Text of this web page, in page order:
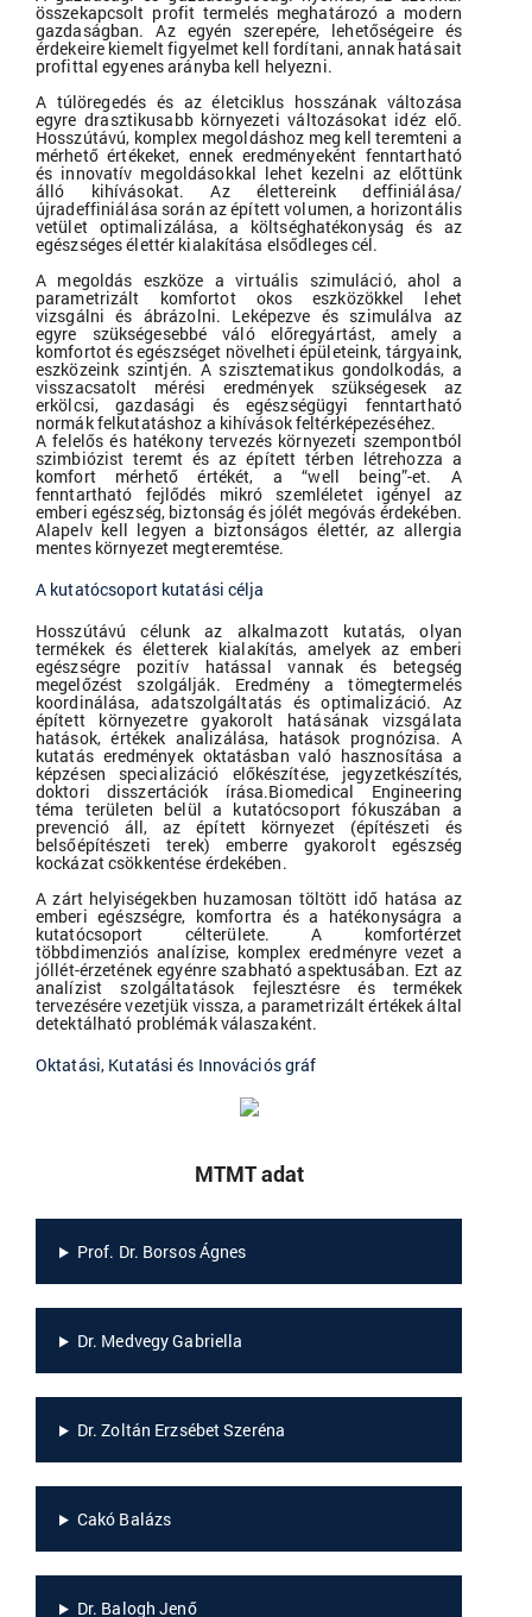
összekapcsolt profit termelés meghatározó a modern
gazdaságban. Az egyén szerepére, lehetőségeire és
érdekeire kiemelt figyelmet kell fordítani, annak hatásait
profittal egyenes arányba kell helyezni.
A túlöregedés és az életciklus hosszának változása
egyre drasztikusabb környezeti változásokat idéz elő.
Hosszútávú, komplex megoldáshoz meg kell teremteni a
mérhető értékeket, ennek eredményeként fenntartható
és innovatív megoldásokkal lehet kezelni az előttünk
álló kihívásokat. Az élettereink deffiniálása/
újradeffiniálása során az épített volumen, a horizontális
vetület optimalizálása, a költséghatékonyság és az
egészséges élettér kialakítása elsődleges cél.
A megoldás eszköze a virtuális szimuláció, ahol a
parametrizált komfortot okos eszközökkel lehet
vizsgálni és ábrázolni. Leképezve és szimulálva az
egyre szükségesebbé váló előregyártást, amely a
komfortot és egészséget növelheti épületeink, tárgyaink,
eszközeink szintjén. A szisztematikus gondolkodás, a
visszacsatolt mérési eredmények szükségesek az
erkölcsi, gazdasági és egészségügyi fenntartható
normák felkutatáshoz a kihívások feltérképezéséhez.
A felelős és hatékony tervezés környezeti szempontból
szimbiózist teremt és az épített térben létrehozza a
komfort mérhető értékét, a “well being”-et. A
fenntartható fejlődés mikró szemléletet igényel az
emberi egészség, biztonság és jólét megóvás érdekében.
Alapelv kell legyen a biztonságos élettér, az allergia
mentes környezet megteremtése.
A kutatócsoport kutatási célja
Hosszútávú célunk az alkalmazott kutatás, olyan
termékek és életterek kialakítás, amelyek az emberi
egészségre pozitív hatással vannak és betegség
megelőzést szolgálják. Eredmény a tömegtermelés
koordinálása, adatszolgáltatás és optimalizáció. Az
épített környezetre gyakorolt hatásának vizsgálata
hatások, értékek analizálása, hatások prognózisa. A
kutatás eredmények oktatásban való hasznosítása a
képzésen specializáció előkészítése, jegyzetkészítés,
doktori disszertációk írása.Biomedical Engineering
téma területen belül a kutatócsoport fókuszában a
prevenció áll, az épített környezet (építészeti és
belsőépítészeti terek) emberre gyakorolt egészség
kockázat csökkentése érdekében.
A zárt helyiségekben huzamosan töltött idő hatása az
emberi egészségre, komfortra és a hatékonyságra a
kutatócsoport célterülete. A komfortérzet
többdimenziós analízise, komplex eredményre vezet a
jóllét-érzetének egyénre szabható aspektusában. Ezt az
analízist szolgáltatások fejlesztésre és termékek
tervezésére vezetjük vissza, a parametrizált értékek által
detektálható problémák válaszaként.
Oktatási, Kutatási és Innovációs gráf
MTMT adat
Prof. Dr. Borsos Ágnes
Dr. Medvegy Gabriella
Dr. Zoltán Erzsébet Szeréna
Cakó Balázs
Dr. Balogh Jenő